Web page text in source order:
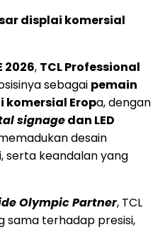
displai komersial
2026, TCL Professional
sebagai pemain
Eropa, dengan
signagedan LED
desain
serta keandalan yang
Olympic Partner, TCL
sama terhadap presisi,